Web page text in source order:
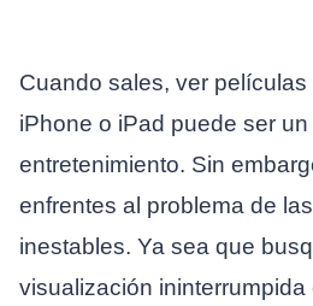
Cuando sales, ver películas
iPhone o iPad puede ser un
entretenimiento. Sin
enfrentes al problema de
inestables. Ya sea que
visualización